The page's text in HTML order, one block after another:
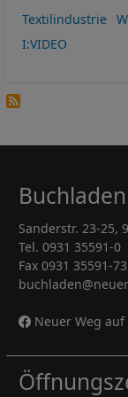
Textilindustrie
I:VIDEO
Sanderstr. 23-25,
Tel. 0931 35591-0
Fax 0931 35591-73
Neuer Weg auf